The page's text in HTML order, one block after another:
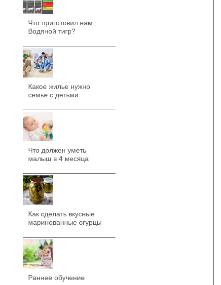
Что приготовил нам
Водяной тигр?
Какое жилье нужно
семье с детьми
Что должен уметь
малыш в 4 месяца
Как сделать вкусные
маринованные огурцы
Раннее обучение